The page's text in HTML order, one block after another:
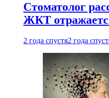
Стоматолог
ЖКТ
2 года спустя2 года